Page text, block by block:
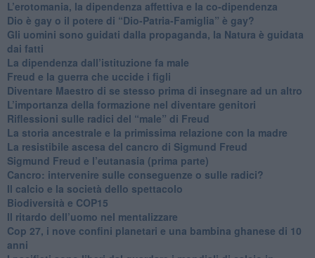
L’erotomania, la dipendenza affettiva e la co-dipendenza
​Dio è gay o il potere di “Dio-Patria-Famiglia” è gay?
​Gli uomini sono guidati dalla propaganda, la Natura è guidata
dai fatti
La dipendenza dall’istituzione fa male
​Freud e la guerra che uccide i figli
​Diventare Maestro di se stesso prima di insegnare ad un altro
L’importanza della formazione nel diventare genitori
Riflessioni sulle radici del “male” di Freud
​La storia ancestrale e la primissima relazione con la madre
​La resistibile ascesa del cancro di Sigmund Freud
Sigmund Freud e l’eutanasia (prima parte)
Cancro: intervenire sulle conseguenze o sulle radici?
​Il calcio e la società dello spettacolo
Biodiversità e COP15
​Il ritardo dell’uomo nel mentalizzare
​Cop 27, i nove confini planetari e una bambina ghanese di 10
anni